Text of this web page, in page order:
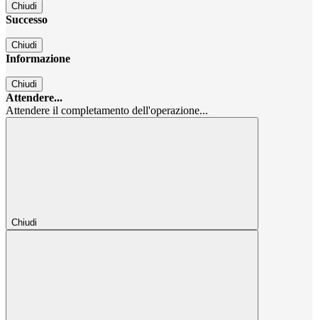
Chiudi
Successo
Chiudi
Informazione
Chiudi
Attendere...
Attendere il completamento dell'operazione...
Chiudi